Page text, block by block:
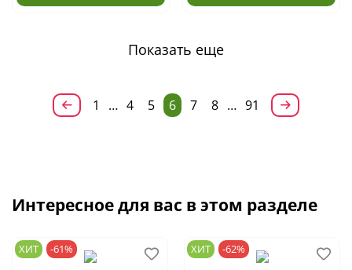
Показать еще
1 … 4 5 6 7 8 … 91
Интересное для вас в этом разделе
ХИТ -61% ХИТ -62%